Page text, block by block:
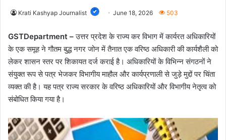
Krati Kashyap Journalist June 18, 2026 503
GSTDepartment –उत्तर प्रदेश के राज्य कर विभाग में कार्यरत अधिकारियों
के एक समूह ने गौतम बुद्ध नगर जोन में तैनात एक वरिष्ठ अधिकारी की कार्यशैली को
लेकर शासन स्तर पर शिकायत दर्ज कराई है। अधिकारियों के विभिन्न संगठनों ने
संयुक्त रूप से पत्र भेजकर विभागीय माहौल और कार्यप्रणाली से जुड़े मुद्दों पर चिंता
व्यक्त की है। यह पत्र राज्य सरकार के वरिष्ठ अधिकारियों और विभागीय नेतृत्व को
संबोधित किया गया है।